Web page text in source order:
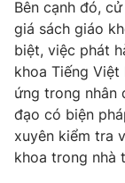
Theo dõi báo trên
Cơ quan chủ
Cơ quan báo chí:
Giấy phép hoạt
cấp ngày 29/12/
Tổng Biên tập:Vũ
Bên cạnh đó,
giá sách giáo
biệt, việc phát
khoa Tiếng Việt
ứng trong nhân
đạo có biện
xuyên kiểm tra
khoa trong nhà